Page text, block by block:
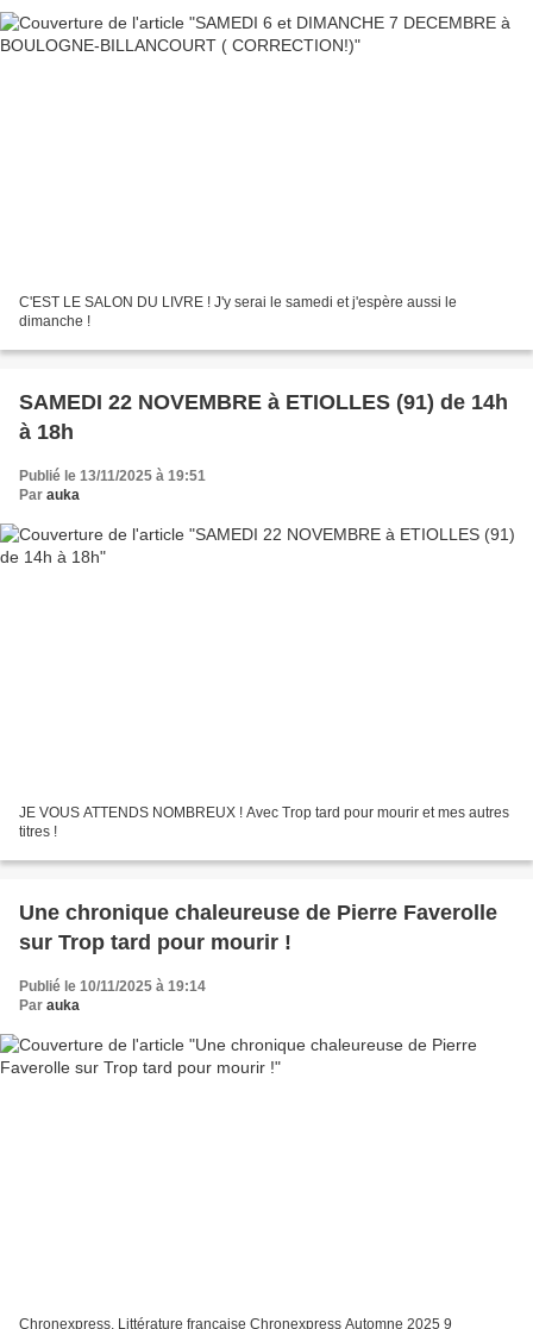
C'EST LE SALON DU LIVRE ! J'y serai le samedi et j'espère aussi le
dimanche !
SAMEDI 22 NOVEMBRE à ETIOLLES (91) de 14h
à 18h
Publié le 13/11/2025 à 19:51
Par auka
JE VOUS ATTENDS NOMBREUX ! Avec Trop tard pour mourir et mes autres
titres !
Une chronique chaleureuse de Pierre Faverolle
sur Trop tard pour mourir !
Publié le 10/11/2025 à 19:14
Par auka
Chronexpress, Littérature française Chronexpress Automne 2025 9